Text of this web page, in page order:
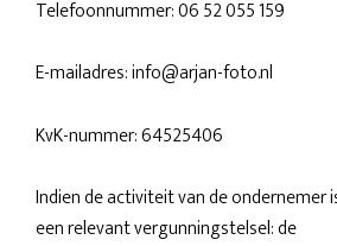
Telefoonnummer: 06 52 055 159
E-mailadres: info@arjan-foto.nl
KvK-nummer: 64525406
Indien de activiteit van de ondernemer
een relevant vergunningstelsel: de